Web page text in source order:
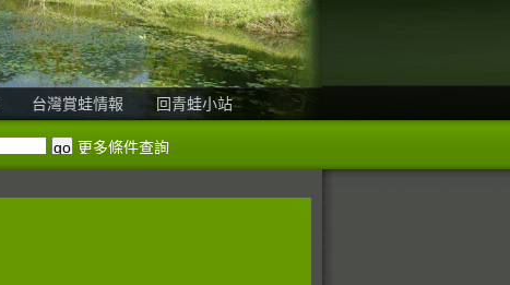
台灣賞蛙情報 回青蛙小站
更多條件查詢